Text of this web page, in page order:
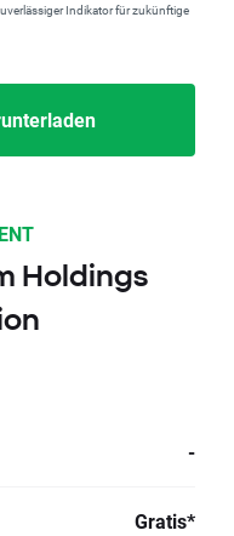
Indikator für zukünftige
Holdings
-
Gratis*